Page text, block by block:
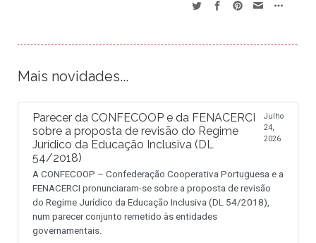
Mais novidades...
Parecer da CONFECOOP e da FENACERCI
sobre a proposta de revisão do Regime
Jurídico da Educação Inclusiva (DL
54/2018)
Julho
24,
2026
A CONFECOOP – Confederação Cooperativa Portuguesa e a
FENACERCI pronunciaram-se sobre a proposta de revisão
do Regime Jurídico da Educação Inclusiva (DL 54/2018),
num parecer conjunto remetido às entidades
governamentais.